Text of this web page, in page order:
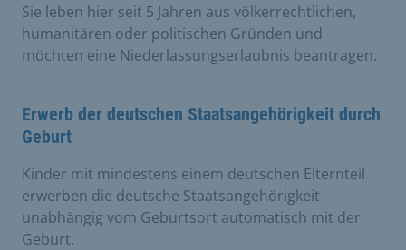
Sie leben hier seit 5 Jahren aus völkerrechtlichen,
humanitären oder politischen Gründen und
möchten eine Niederlassungserlaubnis beantragen.
Erwerb der deutschen Staatsangehörigkeit durch
Geburt
Kinder mit mindestens einem deutschen Elternteil
erwerben die deutsche Staatsangehörigkeit
unabhängig vom Geburtsort automatisch mit der
Geburt.